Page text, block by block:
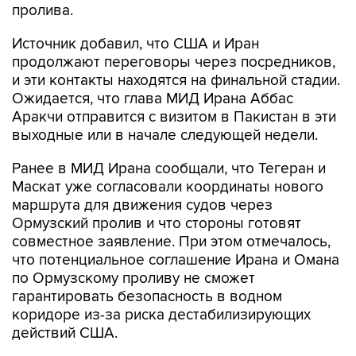
пролива.
Источник добавил, что США и Иран
продолжают переговоры через посредников,
и эти контакты находятся на финальной стадии.
Ожидается, что глава МИД Ирана Аббас
Аракчи отправится с визитом в Пакистан в эти
выходные или в начале следующей недели.
Ранее в МИД Ирана сообщали, что Тегеран и
Маскат уже согласовали координаты нового
маршрута для движения судов через
Ормузский пролив и что стороны готовят
совместное заявление. При этом отмечалось,
что потенциальное соглашение Ирана и Омана
по Ормузскому проливу не сможет
гарантировать безопасность в водном
коридоре из-за риска дестабилизирующих
действий США.